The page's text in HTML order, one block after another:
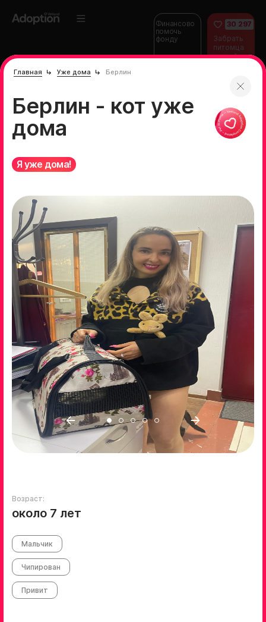
Финансово
помочь
фонду
30 297
Забрать
питомца
домой
Главная Уже дома Берлин
Берлин - кот уже
дома
Я уже дома!
Возраст:
около 7 лет
Мальчик
Чипирован
Привит